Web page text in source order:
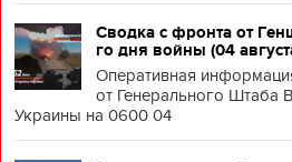
Сводка с фронта от
го дня войны (04
Оперативная
от Генерального Штаба
Украины на 0600 04